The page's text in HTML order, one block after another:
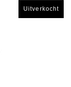
Uitverkocht